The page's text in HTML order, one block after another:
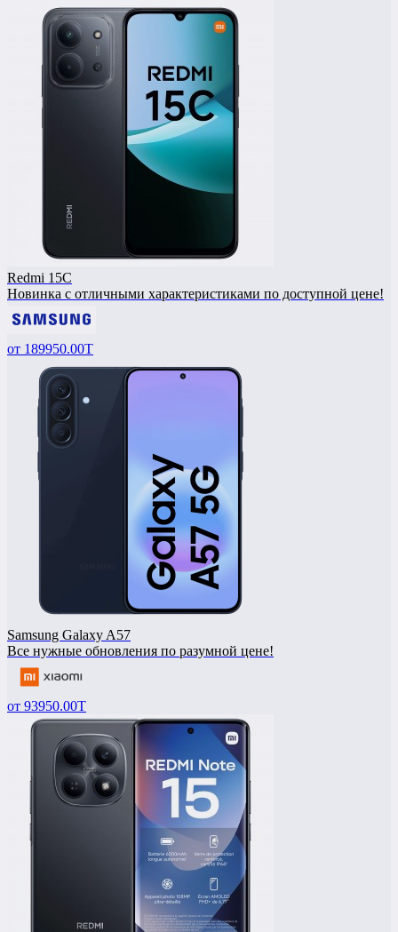
Redmi 15C
Новинка с отличными характеристиками по доступной цене!
от 189950.00T
Samsung Galaxy A57
Все нужные обновления по разумной цене!
от 93950.00T